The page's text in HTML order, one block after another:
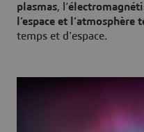
plasmas, l’
l’espace et l’atmosphère
temps et d'espace.